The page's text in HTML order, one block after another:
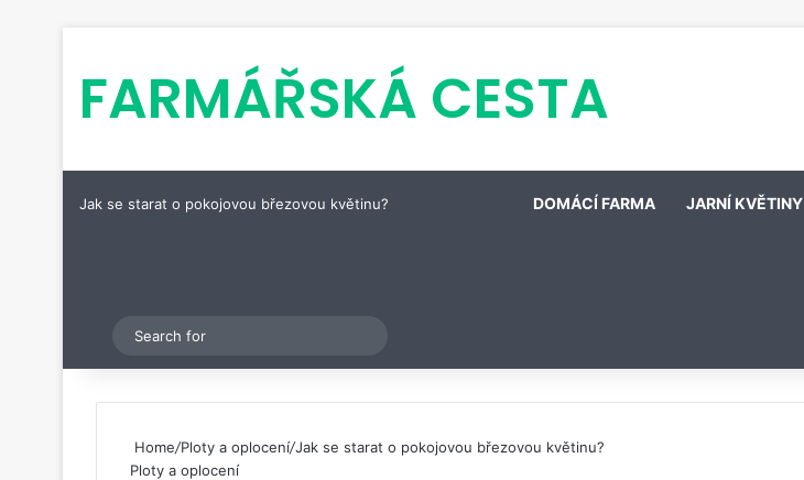
FARMÁŘSKÁ CESTA
Jak se starat o pokojovou březovou květinu? DOMÁCÍ FARMA JARNÍ KVĚTINY
Switch skin
for
Home/Ploty a oplocení/Jak se starat o pokojovou březovou květinu?
Ploty a oplocení